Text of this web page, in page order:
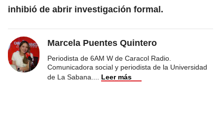
inhibió de abrir investigación formal.
Marcela Puentes Quintero
Periodista de 6AM W de Caracol Radio.
Comunicadora social y periodista de la Universidad
de La Sabana.
Leer más